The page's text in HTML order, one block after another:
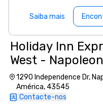
Saiba mais
Holiday Inn
West - Napoleon
1290 Independence Dr,
América, 43545
Contacte-nos